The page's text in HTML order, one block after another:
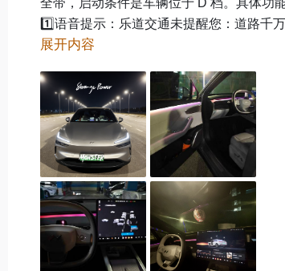
全带，启动条件是车辆位于 D 档。具体功
1️⃣语音提示：乐道交通未提醒您：道路千
2️⃣驾驶模式-舒适；
4️⃣语音提示：请按屏幕提示调整后视镜；
5️⃣语音提示：请按屏幕提示调整方向盘；
6️⃣主驾座椅按摩-泰式，2 档；
7️⃣空调 26 度，主驾座椅加热 1 档，方向盘
8️⃣播放 QQ 音乐指定歌单
展开内容